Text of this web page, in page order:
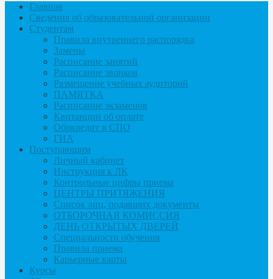
Главная
Сведения об образовательной организации
Студентам
Правила внутреннего распорядка
Замены
Расписание занятий
Расписание звонков
Размещение учебных аудиторий
ПАМЯТКА
Расписание экзаменов
Квитанции об оплате
Обркредит в СПО
ГИА
Поступающим
Личный кабинет
Инструкция к ЛК
Контрольные цифры приема
ЦЕНТРЫ ПРИТЯЖЕНИЯ
Список лиц, подавших документы
ОТБОРОЧНАЯ КОМИССИЯ
ДЕНЬ ОТКРЫТЫХ ДВЕРЕЙ
Специальности обучения
Правила приема
Карьерные карты
Курсы